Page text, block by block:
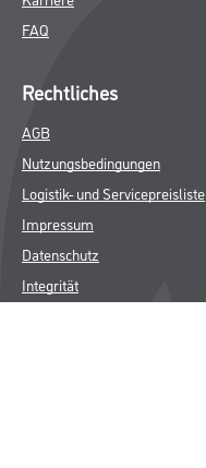
FAQ
Rechtliches
AGB
Nutzungsbedingungen
Logistik- und Servicepreisliste
Impressum
Datenschutz
Integrität